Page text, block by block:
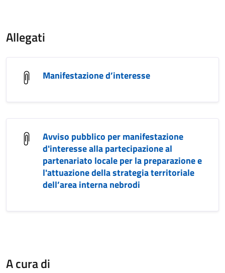
Allegati
Manifestazione d’interesse
Avviso pubblico per manifestazione
d'interesse alla partecipazione al
partenariato locale per la preparazione e
l'attuazione della strategia territoriale
dell’area interna nebrodi
A cura di